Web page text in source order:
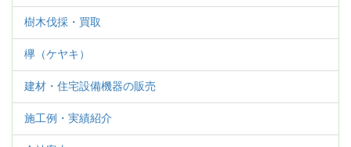
樹木伐採・買取
欅（ケヤキ）
建材・住宅設備機器の販売
施工例・実績紹介